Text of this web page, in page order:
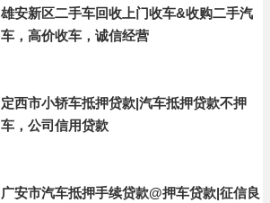
雄安新区二手车回收上门收车&收购二手汽
车，高价收车，诚信经营
定西市小轿车抵押贷款|汽车抵押贷款不押
车，公司信用贷款
广安市汽车抵押手续贷款@押车贷款|征信良